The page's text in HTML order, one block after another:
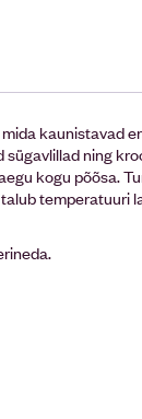
kaunistavad
ning
kogu põõsa.
temperatuuri